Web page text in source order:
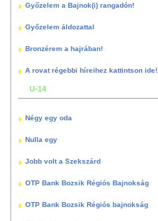
Győzelem a Bajnok(i) rangadón!
Győzelem áldozattal
Bronzérem a hajrában!
A rovat régebbi híreihez kattintson ide!
U-14
Négy egy oda
Nulla egy
Jobb volt a Szekszárd
OTP Bank Bozsik Régiós Bajnokság
OTP Bank Bozsik Régiós bajnokság